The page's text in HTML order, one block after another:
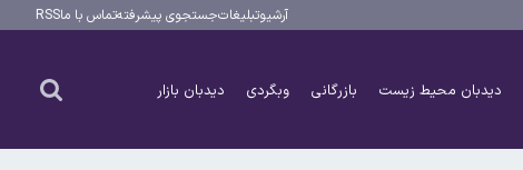
آرشیوتبلیغاتجستجوی پیشرفتهتماس با ماRSS
دیدبان محیط زیست بازرگانی وبگردی دیدبان بازار